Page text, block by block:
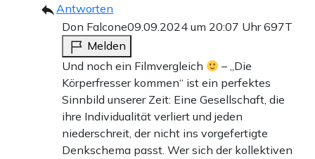
Antworten
Don Falcone09.09.2024 um 20:07 Uhr697T
Melden
Und noch ein Filmvergleich
– „Die
Körperfresser kommen“ ist ein perfektes
Sinnbild unserer Zeit: Eine Gesellschaft, die
ihre Individualität verliert und jeden
niederschreit, der nicht ins vorgefertigte
Denkschema passt. Wer sich der kollektiven